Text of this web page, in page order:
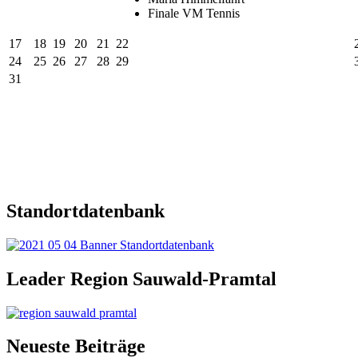
Finale VM Tennis
17 18 19 20 21 22
24
25 26 27 28 29
31
Standortdatenbank
Leader Region Sauwald-Pramtal
Neueste Beiträge